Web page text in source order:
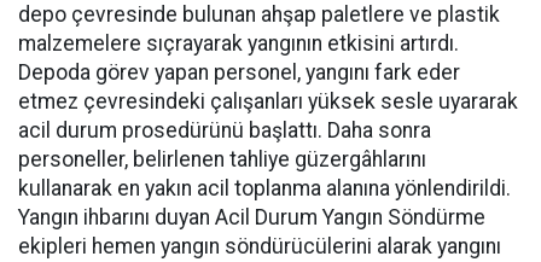
depo çevresinde bulunan ahşap paletlere ve plastik
malzemelere sıçrayarak yangının etkisini artırdı.
Depoda görev yapan personel, yangını fark eder
etmez çevresindeki çalışanları yüksek sesle uyararak
acil durum prosedürünü başlattı. Daha sonra
personeller, belirlenen tahliye güzergâhlarını
kullanarak en yakın acil toplanma alanına yönlendirildi.
Yangın ihbarını duyan Acil Durum Yangın Söndürme
ekipleri hemen yangın söndürücülerini alarak yangını